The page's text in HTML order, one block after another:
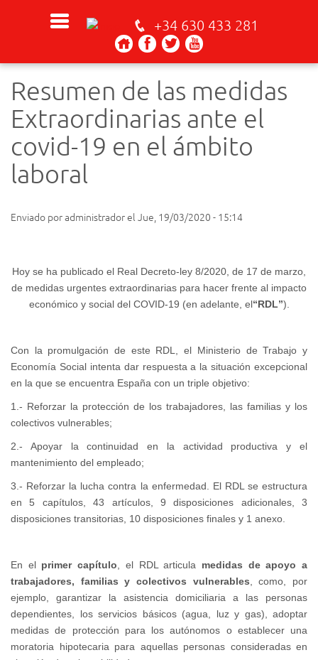
+34 630 433 281
Resumen de las medidas
Extraordinarias ante el
covid-19 en el ámbito
laboral
Enviado poradministradorel Jue, 19/03/2020 - 15:14
Hoy se ha publicado el Real Decreto-ley 8/2020, de 17 de marzo,
de medidas urgentes extraordinarias para hacer frente al impacto
económico y social del COVID-19 (en adelante, el“RDL”).
Con la promulgación de este RDL, el Ministerio de Trabajo y
Economía Social intenta dar respuesta a la situación excepcional
en la que se encuentra España con un triple objetivo:
1.- Reforzar la protección de los trabajadores, las familias y los
colectivos vulnerables;
2.- Apoyar la continuidad en la actividad productiva y el
mantenimiento del empleado;
3.- Reforzar la lucha contra la enfermedad. El RDL se estructura
en 5 capítulos, 43 artículos, 9 disposiciones adicionales, 3
disposiciones transitorias, 10 disposiciones finales y 1 anexo.
En el primer capítulo , el RDL articula medidas de apoyo a
trabajadores, familias y colectivos vulnerables , como, por
ejemplo, garantizar la asistencia domiciliaria a las personas
dependientes, los servicios básicos (agua, luz y gas), adoptar
medidas de protección para los autónomos o establecer una
moratoria hipotecaria para aquellas personas consideradas en